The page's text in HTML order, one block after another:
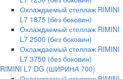
Охлаждаемый стеллаж RIMINI
L7 1875 (без боковин)
Охлаждаемый стеллаж RIMINI
L7 2500 (без боковин)
Охлаждаемый стеллаж RIMINI
L7 3750 (без боковин)
RIMINI L7 DG (ШИРИНА 700)